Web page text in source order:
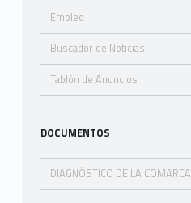
Empleo
Buscador de Noticias
Tablón de Anuncios
DOCUMENTOS
DIAGNÓSTICO DE LA COMARCA